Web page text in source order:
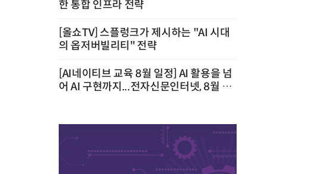
한 통합 인프라 전략
[올쇼TV] 스플렁크가 제시하는 "AI 시대
의 옵저버빌리티" 전략
[AI네이티브 교육 8월 일정] AI 활용을 넘
어 AI 구현까지...전자신문인터넷, 8월 실